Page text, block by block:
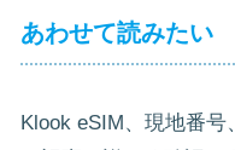
あわせて読みたい
Klook eSIM、現地番